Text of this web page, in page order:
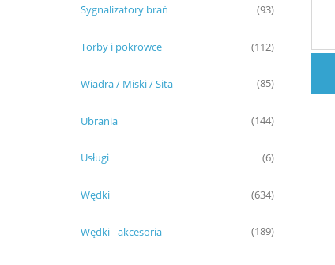
Sygnalizatory brań (93)
Torby i pokrowce (112)
Wiadra / Miski / Sita (85)
Ubrania (144)
Usługi (6)
Wędki (634)
Wędki - akcesoria (189)